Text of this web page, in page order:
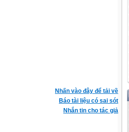
Nhấn vào đây để tải về
Báo tài liệu có sai sót
Nhắn tin cho tác giả